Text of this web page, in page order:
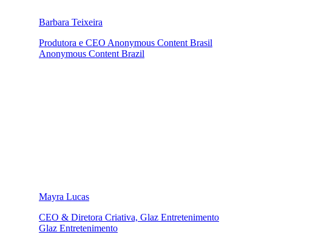
Barbara Teixeira
Produtora e CEO Anonymous Content Brasil
Anonymous Content Brazil
Mayra Lucas
CEO & Diretora Criativa, Glaz Entretenimento
Glaz Entretenimento